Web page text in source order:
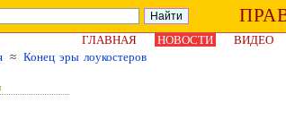
ГЛАВНАЯ
НОВОСТИ ВИДЕО
≈ Конец эры лоукостеров